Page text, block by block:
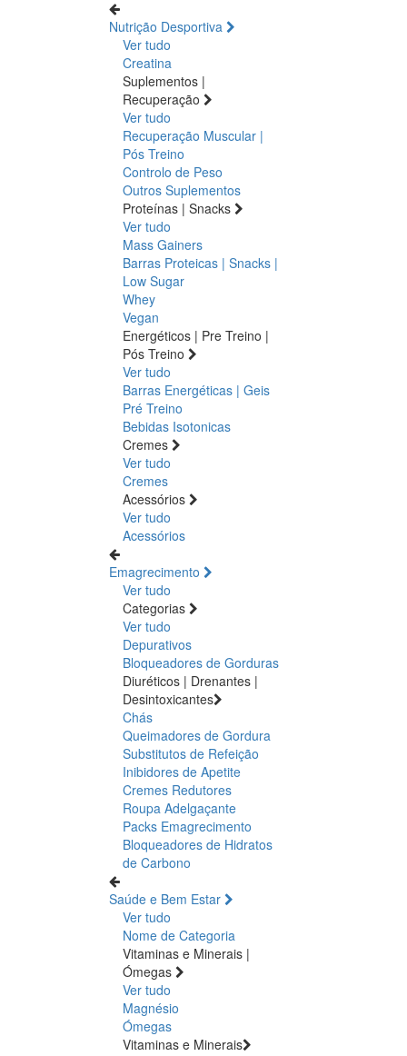
Nutrição Desportiva
Ver tudo
Creatina
Suplementos |
Recuperação
Ver tudo
Recuperação Muscular |
Pós Treino
Controlo de Peso
Outros Suplementos
Proteínas | Snacks
Ver tudo
Mass Gainers
Barras Proteicas | Snacks |
Low Sugar
Whey
Vegan
Energéticos | Pre Treino |
Pós Treino
Ver tudo
Barras Energéticas | Geis
Pré Treino
Bebidas Isotonicas
Cremes
Ver tudo
Cremes
Acessórios
Ver tudo
Acessórios
Emagrecimento
Ver tudo
Categorias
Ver tudo
Depurativos
Bloqueadores de Gorduras
Diuréticos | Drenantes |
Desintoxicantes
Chás
Queimadores de Gordura
Substitutos de Refeição
Inibidores de Apetite
Cremes Redutores
Roupa Adelgaçante
Packs Emagrecimento
Bloqueadores de Hidratos
de Carbono
Saúde e Bem Estar
Ver tudo
Nome de Categoria
Vitaminas e Minerais |
Ómegas
Ver tudo
Magnésio
Ómegas
Vitaminas e Minerais